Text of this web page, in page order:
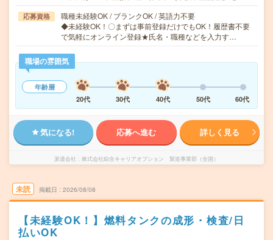
応募資格
職種未経験OK / ブランクOK / 英語力不要
◆未経験OK！〇まずは事前登録だけでもOK！履歴書不要
で気軽にオンライン登録★氏名・職種などを入力す…
職場の雰囲気
年齢層
20代
30代 40代 50代 60代
気になる! 応募へ進む 詳しく見る
派遣会社 株式会社綜合キャリアオプション 製造事業部（全国）
未読 掲載日 2026/08/08
【未経験OK！】燃料タンクの成形・検査/日
払いOK